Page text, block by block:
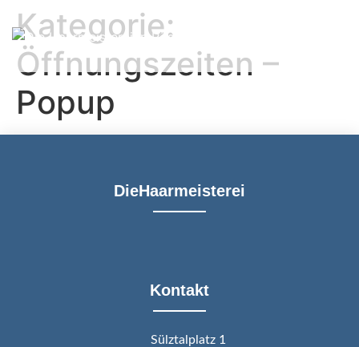
Kategorie:
Öffnungszeiten –
Popup
DieHaarmeisterei
Kontakt
Sülztalplatz 1